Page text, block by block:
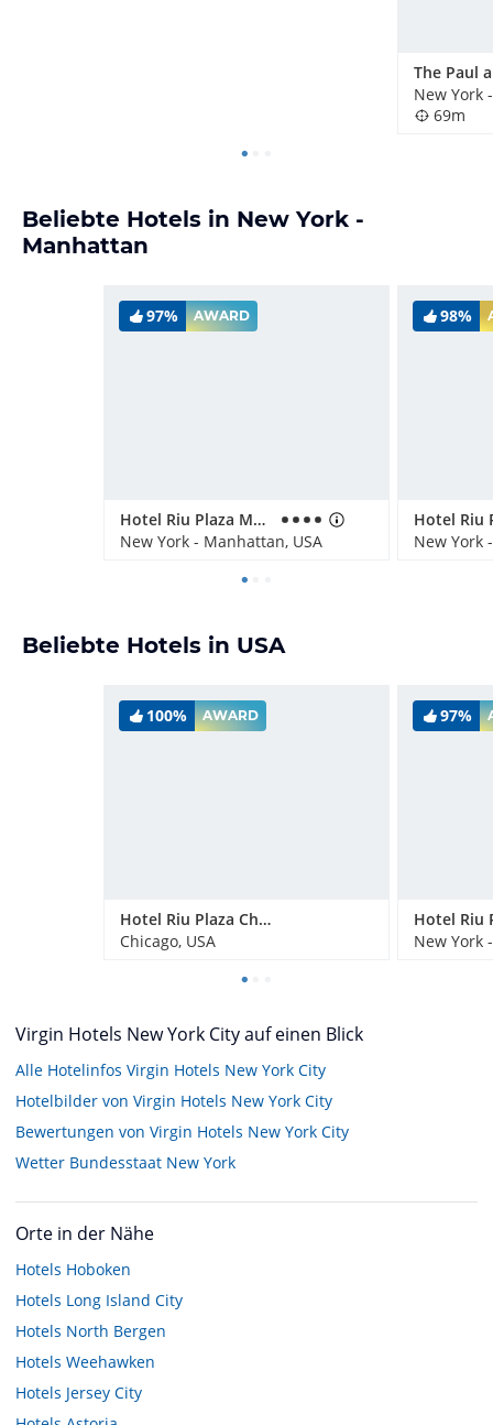
New York
69m
Beliebte Hotels in New York -
Manhattan
97% AWARD
Hotel Riu Plaza Manhattan Times Square
New York - Manhattan, USA
98%
New York
Beliebte Hotels in USA
100% AWARD
Hotel Riu Plaza Chicago
Chicago, USA
97%
New York
Virgin Hotels New York City auf einen Blick
Alle Hotelinfos Virgin Hotels New York City
Hotelbilder von Virgin Hotels New York City
Bewertungen von Virgin Hotels New York City
Wetter Bundesstaat New York
Orte in der Nähe
Hotels Hoboken
Hotels Long Island City
Hotels North Bergen
Hotels Weehawken
Hotels Jersey City